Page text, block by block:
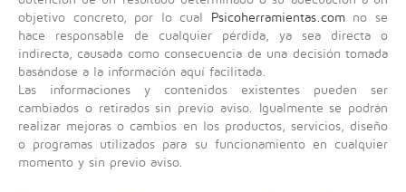
objetivo concreto, por lo cual
Psicoherramientas.comno se
hace responsable de cualquier pérdida, ya sea directa o
indirecta, causada como consecuencia de una decisión tomada
basándose a la información aquí facilitada.
Las informaciones y contenidos existentes pueden ser
cambiados o retirados sin previo aviso. Igualmente se podrán
realizar mejoras o cambios en los productos, servicios, diseño
o programas utilizados para su funcionamiento en cualquier
momento y sin previo aviso.